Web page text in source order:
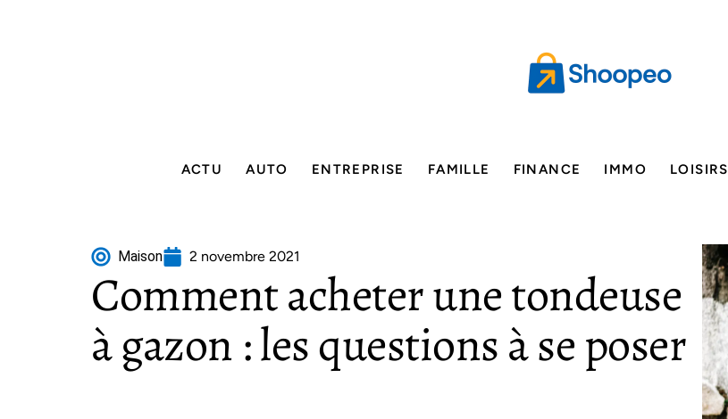
ACTU AUTO ENTREPRISE FAMILLE FINANCE IMMO LOISIRS
Maison 2 novembre 2021
Comment acheter une tondeuse
à gazon : les questions à se poser